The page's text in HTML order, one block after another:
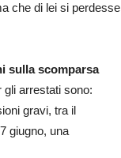
che di lei si perdesse
sulla scomparsa
arrestati sono:
gravi, tra il
giugno, una